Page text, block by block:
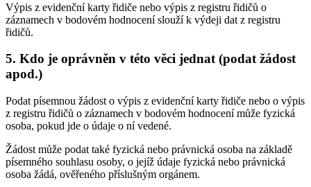
Výpis z evidenční karty řidiče nebo výpis z registru řidičů o
záznamech v bodovém hodnocení slouží k výdeji dat z registru
řidičů.
5. Kdo je oprávněn v této věci jednat (podat žádost
apod.)
Podat písemnou žádost o výpis z evidenční karty řidiče nebo o výpis
z registru řidičů o záznamech v bodovém hodnocení může fyzická
osoba, pokud jde o údaje o ní vedené.
Žádost může podat také fyzická nebo právnická osoba na základě
písemného souhlasu osoby, o jejíž údaje fyzická nebo právnická
osoba žádá, ověřeného příslušným orgánem.